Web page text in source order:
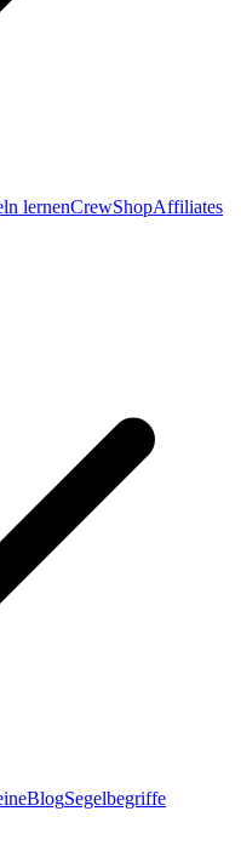
lernenCrewShopAffiliates
BlogSegelbegriffe